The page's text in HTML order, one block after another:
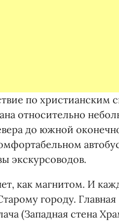
по христианским
относительно
до южной
экскурсоводов.
как магнитом. И
городу. Главная
(Западная стена